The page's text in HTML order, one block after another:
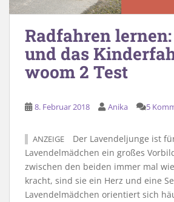
Radfahren
und das
woom 2 Test
8. Februar 2018 Anika 5
ANZEIGE
Der Lavendeljunge ist
Lavendelmädchen ein großes
zwischen den beiden immer mal
kracht, sind sie ein Herz und eine
Lavendelmädchen orientiert sich